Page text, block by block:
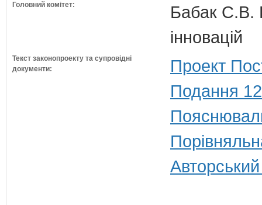
Головний комітет:
Бабак С.В.
інновацій
Текст законопроекту та супровідні
документи:
Проект
Подання